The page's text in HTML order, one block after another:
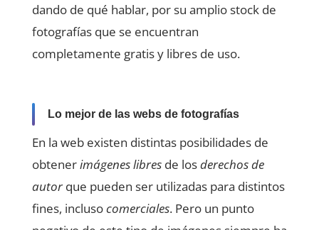
dando de qué hablar, por su amplio stock de
fotografías que se encuentran
completamente gratis y libres de uso.
Lo mejor de las webs de fotografías
En la web existen distintas posibilidades de
obtenerimágenes libresde losderechos de
autorque pueden ser utilizadas para distintos
fines, inclusocomerciales. Pero un punto